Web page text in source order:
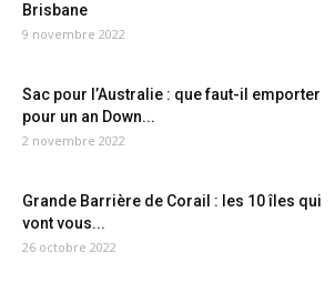
Brisbane
9 novembre 2022
Sac pour l’Australie : que faut-il emporter
pour un an Down...
2 novembre 2022
Grande Barrière de Corail : les 10 îles qui
vont vous...
26 octobre 2022